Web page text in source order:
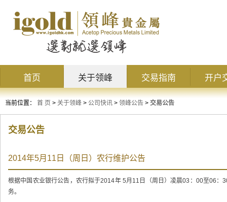
首页 关于领峰 交易指南 开户
当前位置： 首 页 > 关于领峰 > 公司快讯 > 领峰公告 > 交易公告
交易公告
2014年5月11日（周日）农行维护公告
根据中国农业银行公告，农行拟于2014年 5月11日（周日）凌晨03：00至06：
务。